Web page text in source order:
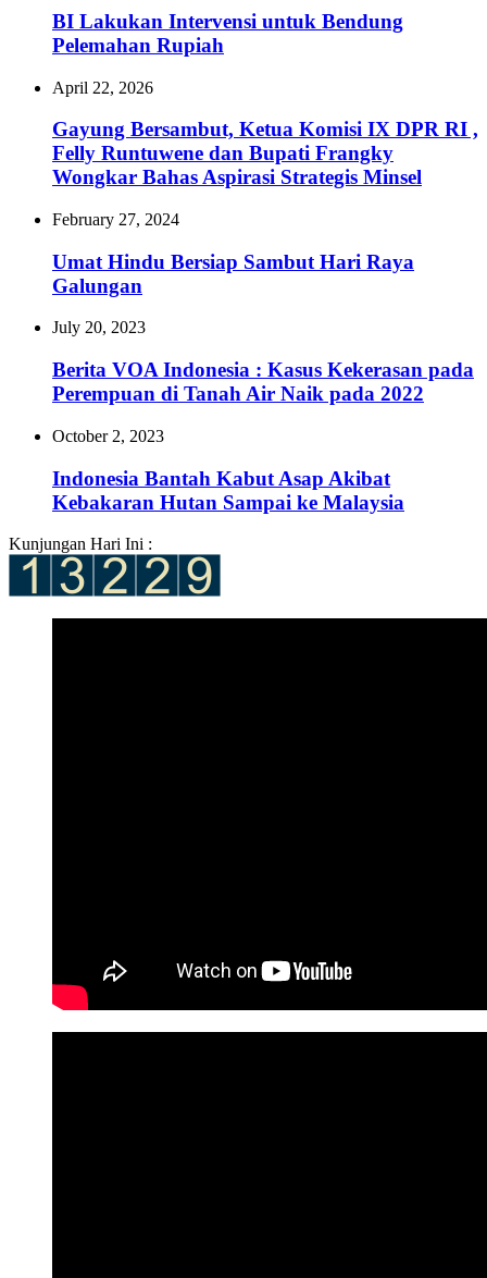
BI Lakukan Intervensi untuk Bendung
Pelemahan Rupiah
April 22, 2026
‎Gayung Bersambut, Ketua Komisi IX DPR RI ,
Felly Runtuwene dan Bupati Frangky
Wongkar Bahas Aspirasi Strategis Minsel
February 27, 2024
Umat Hindu Bersiap Sambut Hari Raya
Galungan
July 20, 2023
Berita VOA Indonesia : Kasus Kekerasan pada
Perempuan di Tanah Air Naik pada 2022
October 2, 2023
Indonesia Bantah Kabut Asap Akibat
Kebakaran Hutan Sampai ke Malaysia
Kunjungan Hari Ini :